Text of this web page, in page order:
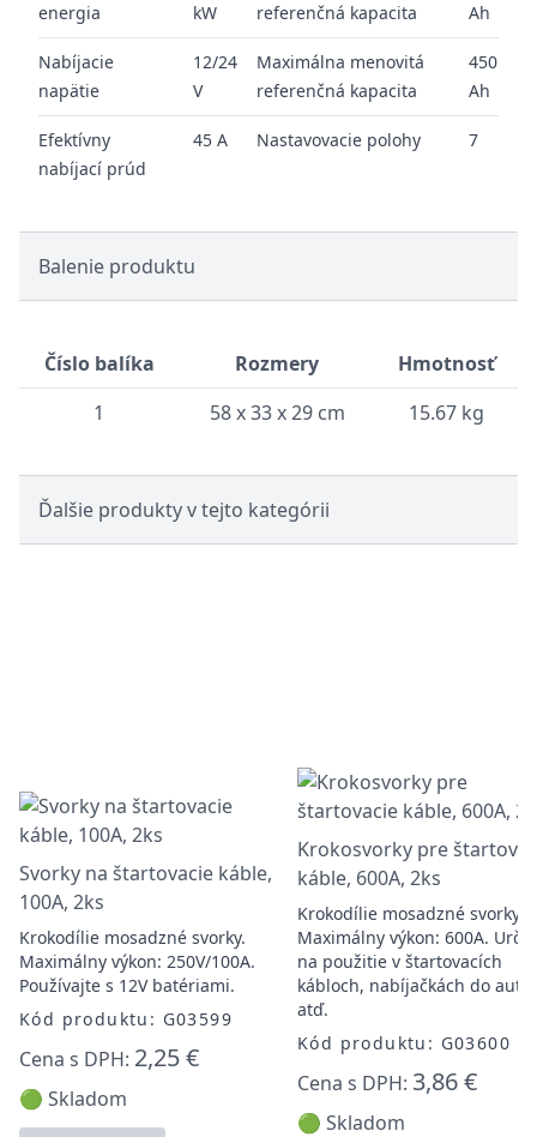
energia
kW
referenčná kapacita
Ah
Nabíjacie
napätie
12/24
V
Maximálna menovitá
referenčná kapacita
450
Ah
Efektívny
nabíjací prúd
45 A Nastavovacie polohy 7
Balenie produktu
Číslo balíka Rozmery
Hmotnosť
1
58 x 33 x 29 cm 15.67 kg
Ďalšie produkty v tejto kategórii
Svorky na štartovacie káble,
100A, 2ks
Krokodílie mosadzné svorky.
Maximálny výkon: 250V/100A.
Používajte s 12V batériami.
Kód produktu: G03599
Cena s DPH: 2,25 €
🟢 Skladom
Krokosvorky pre
káble, 600A, 2ks
Krokodílie mosadzné svorky.
Maximálny výkon: 600A.
na použitie v štartovacích
kábloch, nabíjačkách do auta
atď.
Kód produktu: G03600
Cena s DPH: 3,86 €
🟢 Skladom